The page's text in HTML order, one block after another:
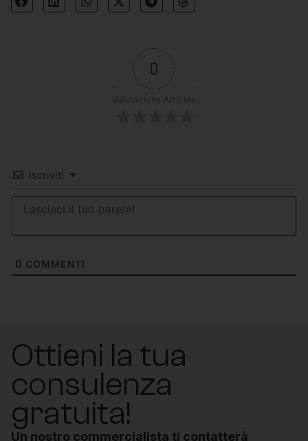
0
Valutazione Articolo
Iscriviti
0 COMMENTI
Ottieni la tua
consulenza
gratuita!
Un nostro commercialista ti contatterà